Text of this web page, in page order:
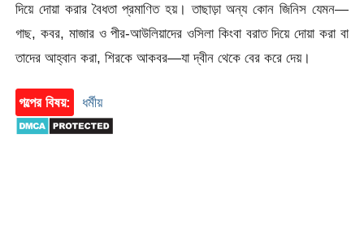
দিয়ে দোয়া করার বৈধতা প্রমাণিত হয়। তাছাড়া অন্য কোন জিনিস যেমন—
গাছ, কবর, মাজার ও পীর-আউলিয়াদের ওসিলা কিংবা বরাত দিয়ে দোয়া করা বা
তাদের আহ্বান করা, শিরকে আকবর—যা দ্বীন থেকে বের করে দেয়।
গল্পের বিষয়: ধর্মীয়